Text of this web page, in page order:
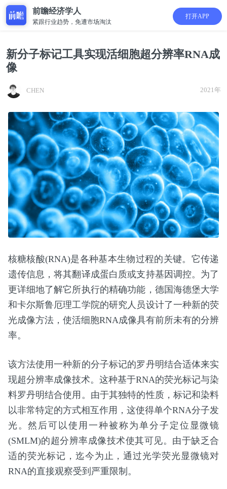
前瞻经济学人
紧跟行业趋势，免遭市场淘汰
打开APP
新分子标记工具实现活细胞超分辨率RNA成
像
CHEN 2021年
核糖核酸(RNA)是各种基本生物过程的关键。它传递
遗传信息，将其翻译成蛋白质或支持基因调控。为了
更详细地了解它所执行的精确功能，德国海德堡大学
和卡尔斯鲁厄理工学院的研究人员设计了一种新的荧
光成像方法，使活细胞RNA成像具有前所未有的分辨
率。
该方法使用一种新的分子标记的罗丹明结合适体来实
现超分辨率成像技术。这种基于RNA的荧光标记与染
料罗丹明结合使用。由于其独特的性质，标记和染料
以非常特定的方式相互作用，这使得单个RNA分子发
光。然后可以使用一种被称为单分子定位显微镜
(SMLM)的超分辨率成像技术使其可见。由于缺乏合
适的荧光标记，迄今为止，通过光学荧光显微镜对
RNA的直接观察受到严重限制。